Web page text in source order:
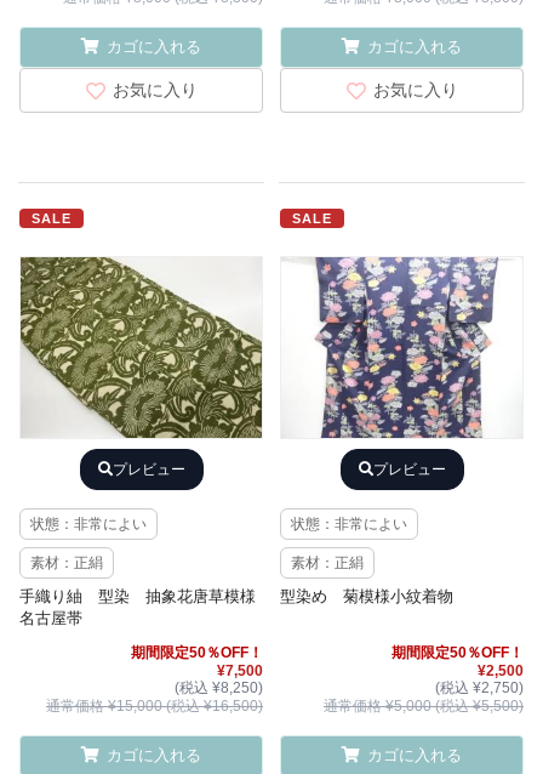
カゴに入れる
お気に入り
カゴに入れる
お気に入り
SALE
プレビュー
状態：非常によい
素材：正絹
手織り紬 型染 抽象花唐草模様
名古屋帯
期間限定50％OFF！
¥7,500
(税込 ¥8,250)
通常価格 ¥15,000 (税込 ¥16,500)
カゴに入れる
SALE
プレビュー
状態：非常によい
素材：正絹
型染め 菊模様小紋着物
期間限定50％OFF！
¥2,500
(税込 ¥2,750)
通常価格 ¥5,000 (税込 ¥5,500)
カゴに入れる